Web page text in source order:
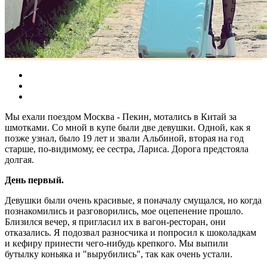
Мы ехали поездом Москва - Пекин, мотались в Китай за
шмотками. Со мной в купе были две девушки. Одной, как я
позже узнал, было 19 лет и звали Альбиной, вторая на год
старше, по-видимому, ее сестра, Лариса. Дорога предстояла
долгая.
День первый.
Девушки были очень красивые, я поначалу смущался, но когда
познакомились и разговорились, мое оцепенение прошло.
Близился вечер, я пригласил их в вагон-ресторан, они
отказались. Я подозвал разносчика и попросил к шоколадкам
и кефиру принести чего-нибудь крепкого. Мы выпили
бутылку коньяка и "вырубились", так как очень устали.